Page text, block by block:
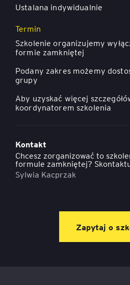
Ustalana indywidualnie
Termin
Szkolenie organizujemy
formie zamkniętej
Podany zakres możemy
grupy
Aby uzyskać więcej
koordynatorem szkolenia
Kontakt
Chcesz zorganizować to
formule zamkniętej?
Sylwia Kacprzak
Zapytaj o